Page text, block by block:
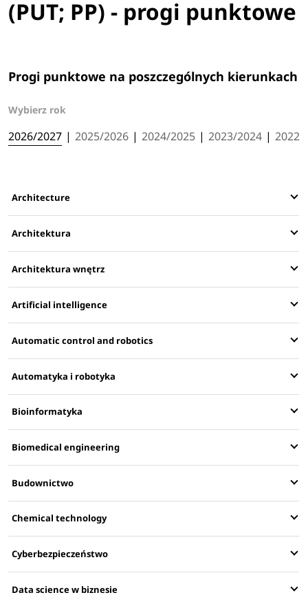
(PUT; PP) - progi punktowe
Progi punktowe na poszczególnych kierunkach
Wybierz rok
2026/2027 | 2025/2026 | 2024/2025 | 2023/2024 | 2022/
Architecture
Architektura
Architektura wnętrz
Artificial intelligence
Automatic control and robotics
Automatyka i robotyka
Bioinformatyka
Biomedical engineering
Budownictwo
Chemical technology
Cyberbezpieczeństwo
Data science w biznesie